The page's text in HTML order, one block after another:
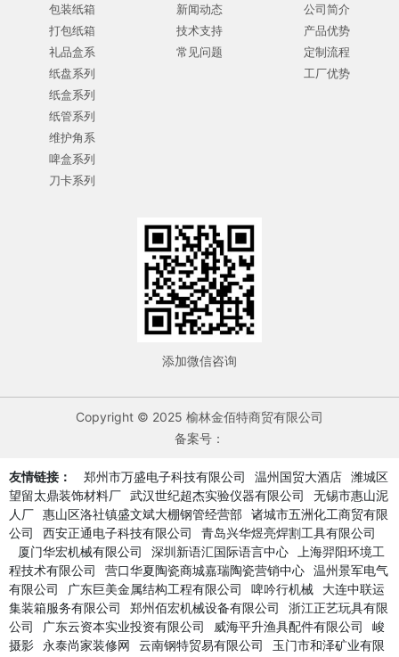
包装纸箱
打包纸箱
礼品盒系
纸盘系列
纸盒系列
纸管系列
维护角系
啤盒系列
刀卡系列
新闻动态
技术支持
常见问题
公司简介
产品优势
定制流程
工厂优势
添加微信咨询
Copyright © 2025 榆林金佰特商贸有限公司
备案号：
友情链接： 郑州市万盛电子科技有限公司 温州国贸大酒店 潍城区
望留太鼎装饰材料厂 武汉世纪超杰实验仪器有限公司
无锡市惠山泥
人厂 惠山区洛社镇盛文斌大棚钢管经营部 诸城市五洲化工商贸有限
公司
西安正通电子科技有限公司
青岛兴华煜亮焊割工具有限公司
厦门华宏机械有限公司
深圳新语汇国际语言中心
上海羿阳环境工
程技术有限公司
营口华夏陶瓷商城嘉瑞陶瓷营销中心 温州景军电气
有限公司
广东巨美金属结构工程有限公司 啤吟行机械
大连中联运
集装箱服务有限公司
郑州佰宏机械设备有限公司
浙江正艺玩具有限
公司
广东云资本实业投资有限公司 威海平升渔具配件有限公司
峻
摄影
永泰尚家装修网 云南钢特贸易有限公司
玉门市和泽矿业有限